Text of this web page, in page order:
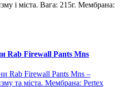
і міста. Вага: 215г. Мембрана:
Rab Firewall Pants Mns